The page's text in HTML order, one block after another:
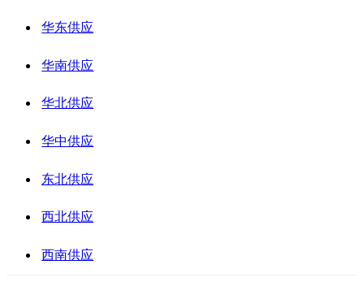
华东供应
华南供应
华北供应
华中供应
东北供应
西北供应
西南供应